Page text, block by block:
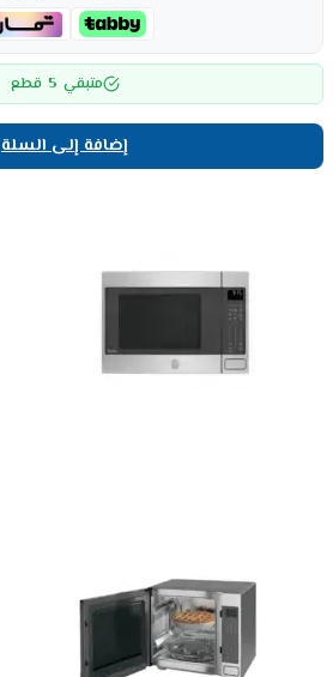
متبقي 5 قطع
إضافة إلى السلة